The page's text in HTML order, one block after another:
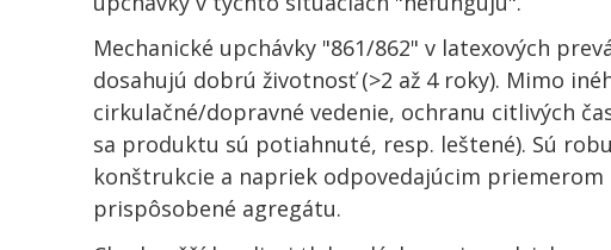
Mechanické upchávky "861/862" v latexových
dosahujú dobrú životnosť (>2 až 4 roky). Mimo
cirkulačné/dopravné vedenie, ochranu citlivých
sa produktu sú potiahnuté, resp. leštené). Sú
konštrukcie a napriek odpovedajúcim priemerom
prispôsobené agregátu.